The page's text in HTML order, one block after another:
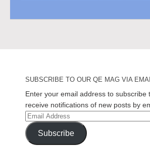
SUBSCRIBE TO OUR QE MAG VIA
Enter your email address to subscribe
receive notifications of new posts by
Email
Address
Subscribe